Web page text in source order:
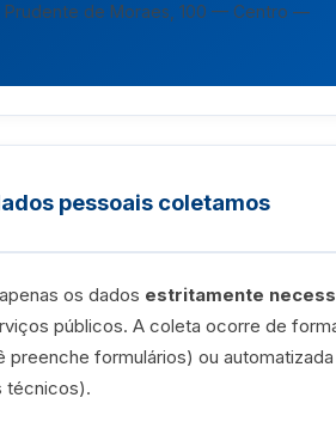
Prudente de Moraes, 100 — Centro —
pessoais coletamos
os dados estritamente
públicos. A coleta ocorre de
preenche formulários) ou
técnicos).